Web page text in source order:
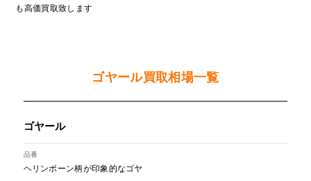
も高価買取致します
ゴヤール買取相場一覧
ゴヤール
ヘリンボーン柄が印象的なゴヤ